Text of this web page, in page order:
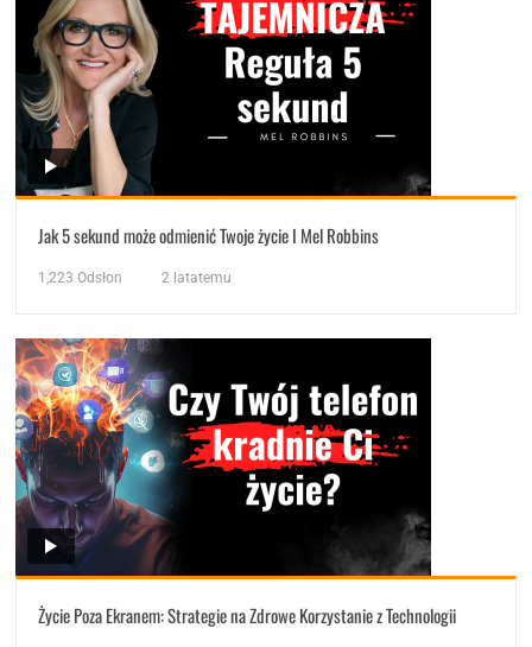
Jak 5 sekund może odmienić Twoje życie I Mel Robbins
1,223 Odsłon 2 latatemu
Życie Poza Ekranem: Strategie na Zdrowe Korzystanie z Technologii